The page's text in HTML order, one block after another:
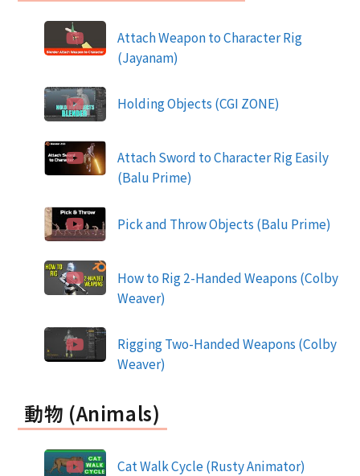
Attach Weapon to Character Rig
(Jayanam)
Holding Objects (CGI ZONE)
Attach Sword to Character Rig Easily
(Balu Prime)
Pick and Throw Objects (Balu Prime)
How to Rig 2-Handed Weapons (Colby
Weaver)
Rigging Two-Handed Weapons (Colby
Weaver)
動物 (Animals)
Cat Walk Cycle (Rusty Animator)